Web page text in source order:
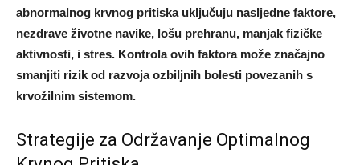
abnormalnog krvnog pritiska uključuju nasljedne faktore,
nezdrave životne navike, lošu prehranu, manjak fizičke
aktivnosti, i stres. Kontrola ovih faktora može značajno
smanjiti rizik od razvoja ozbiljnih bolesti povezanih s
krvožilnim sistemom.
Strategije za Održavanje Optimalnog